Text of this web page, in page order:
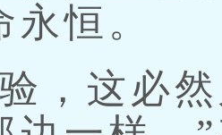
恒。
这必然